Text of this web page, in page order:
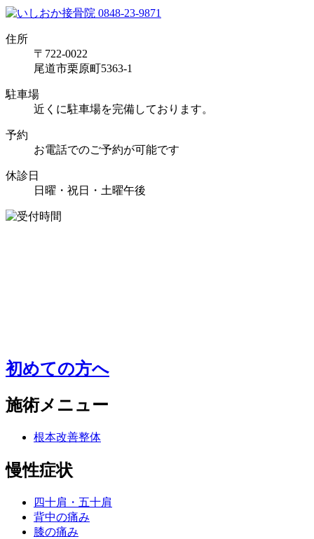
住所
〒722-0022
尾道市栗原町5363-1
駐車場
近くに駐車場を完備しております。
予約
お電話でのご予約が可能です
休診日
日曜・祝日・土曜午後
初めての方へ
施術メニュー
根本改善整体
慢性症状
四十肩・五十肩
背中の痛み
膝の痛み